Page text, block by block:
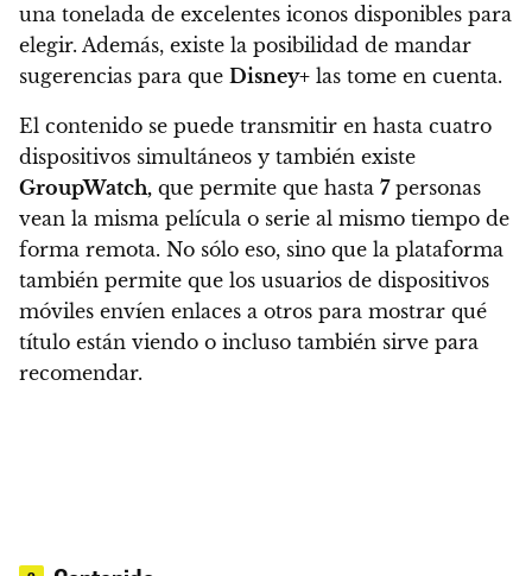
una tonelada de excelentes iconos disponibles para
elegir. Además, existe la posibilidad de mandar
sugerencias para que Disney+ las tome en cuenta.
El contenido se puede transmitir en hasta cuatro
dispositivos simultáneos y también existe
GroupWatch, que permite que hasta 7personas
vean la misma película o serie al mismo tiempo de
forma remota. No sólo eso, sino que la plataforma
también permite que los usuarios de dispositivos
móviles envíen enlaces a otros para mostrar qué
título están viendo o incluso también sirve para
recomendar.